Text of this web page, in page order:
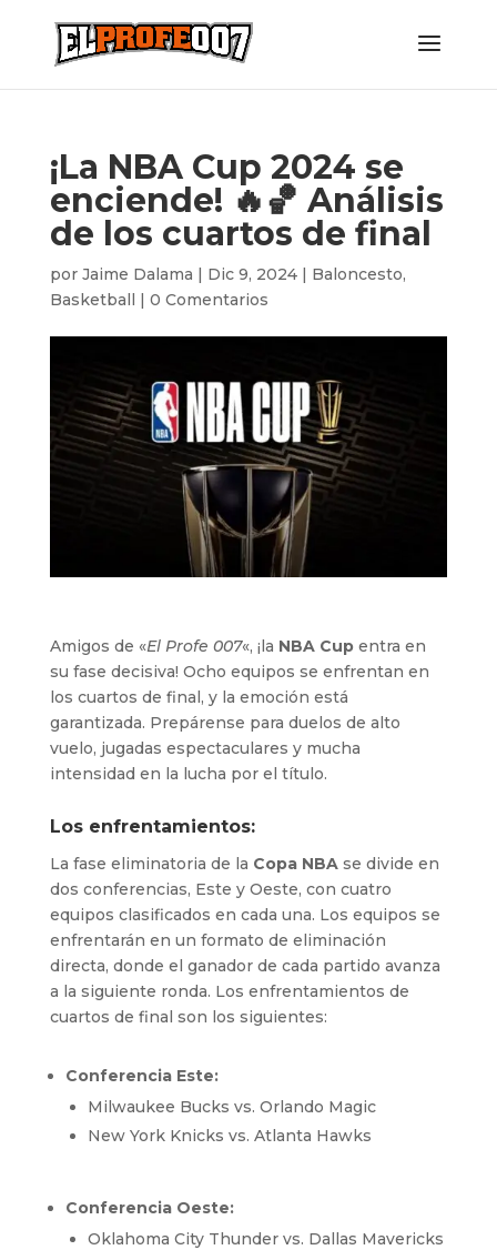
¡La NBA Cup 2024 se
enciende! 🔥🏀 Análisis
de los cuartos de final
por Jaime Dalama | Dic 9, 2024| Baloncesto,
Basketball | 0 Comentarios
Amigos de «El Profe 007«, ¡la NBA Cupentra en
su fase decisiva! Ocho equipos se enfrentan en
los cuartos de final, y la emoción está
garantizada. Prepárense para duelos de alto
vuelo, jugadas espectaculares y mucha
intensidad en la lucha por el título.
Los enfrentamientos:
La fase eliminatoria de la Copa NBAse divide en
dos conferencias, Este y Oeste, con cuatro
equipos clasificados en cada una. Los equipos se
enfrentarán en un formato de eliminación
directa, donde el ganador de cada partido avanza
a la siguiente ronda. Los enfrentamientos de
cuartos de final son los siguientes:
Conferencia Este:
Milwaukee Bucks vs. Orlando Magic
New York Knicks vs. Atlanta Hawks
Conferencia Oeste:
Oklahoma City Thunder vs. Dallas Mavericks